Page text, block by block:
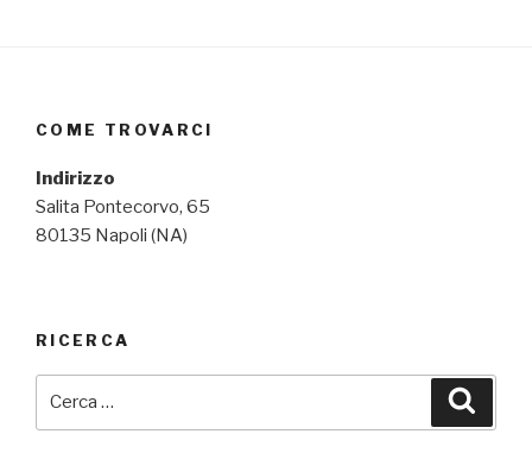
COME TROVARCI
Indirizzo
Salita Pontecorvo, 65
80135 Napoli (NA)
RICERCA